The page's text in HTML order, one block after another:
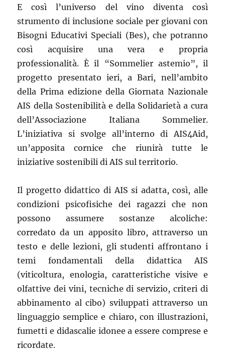
E così l’universo del vino diventa così
strumento di inclusione sociale per giovani con
Bisogni Educativi Speciali (Bes), che potranno
così acquisire una vera e propria
professionalità. È il “Sommelier astemio”, il
progetto presentato ieri, a Bari, nell’ambito
della Prima edizione della Giornata Nazionale
AIS della Sostenibilità e della Solidarietà a cura
dell’Associazione Italiana Sommelier.
L’iniziativa si svolge all’interno di AIS4Aid,
un’apposita cornice che riunirà tutte le
iniziative sostenibili di AIS sul territorio.
Il progetto didattico di AIS si adatta, così, alle
condizioni psicofisiche dei ragazzi che non
possono assumere sostanze alcoliche:
corredato da un apposito libro, attraverso un
testo e delle lezioni, gli studenti affrontano i
temi fondamentali della didattica AIS
(viticoltura, enologia, caratteristiche visive e
olfattive dei vini, tecniche di servizio, criteri di
abbinamento al cibo) sviluppati attraverso un
linguaggio semplice e chiaro, con illustrazioni,
fumetti e didascalie idonee a essere comprese e
ricordate.